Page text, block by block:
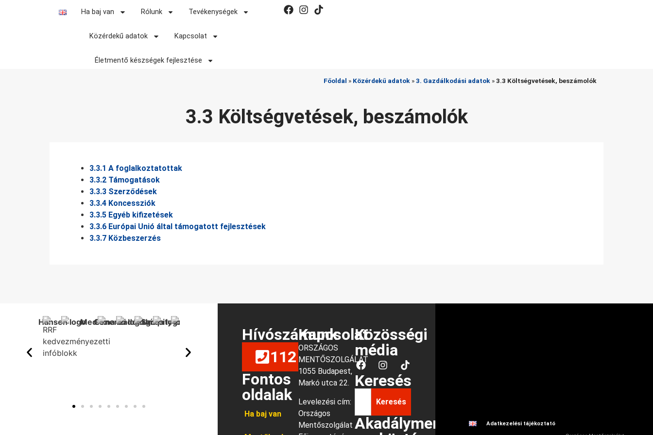
ORSZÁGOS
MENTŐSZOLGÁLAT
Hívószámunk:
Ha baj van Rólunk Tevékenységek
Közérdekű adatok Kapcsolat
Életmentő készségek fejlesztése
Főoldal » Közérdekű adatok »3. Gazdálkodási adatok »3.3 Költségvetések, beszámolók
3.3 Költségvetések, beszámolók
3.3.1 A foglalkoztatottak
3.3.2 Támogatások
3.3.3 Szerződések
3.3.4 Koncessziók
3.3.5 Egyéb kifizetések
3.3.6 Európai Unió által támogatott fejlesztések
3.3.7 Közbeszerzés
Hívószámunk
112
Fontos
oldalak
Ha baj van
Kapcsolat
ORSZÁGOS
MENTŐSZOLGÁLAT
1055 Budapest,
Markó utca 22.
Levelezési cím:
Országos
Mentőszolgálat
Közösségi
média
Keresés
Keresés
Akadálymentes
Adatkezelési tájékoztató